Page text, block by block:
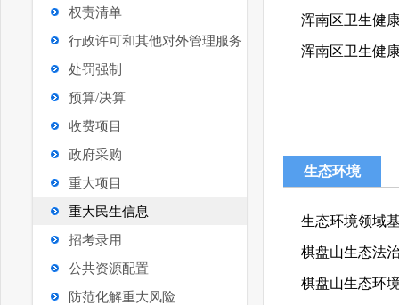
权责清单
行政许可和其他对外管理服务
处罚强制
预算/决算
收费项目
政府采购
重大项目
重大民生信息
招考录用
公共资源配置
防范化解重大风险
浑南区卫生健
浑南区卫生健
生态环境
生态环境领域
棋盘山生态法
棋盘山生态环